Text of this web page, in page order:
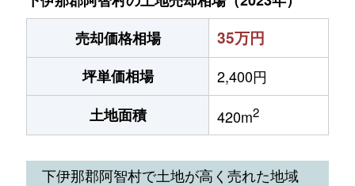
売却価格相場
35万円
坪単価相場
2,400円
土地面積
420m2
下伊那郡阿智村で土地が高く売れた地域